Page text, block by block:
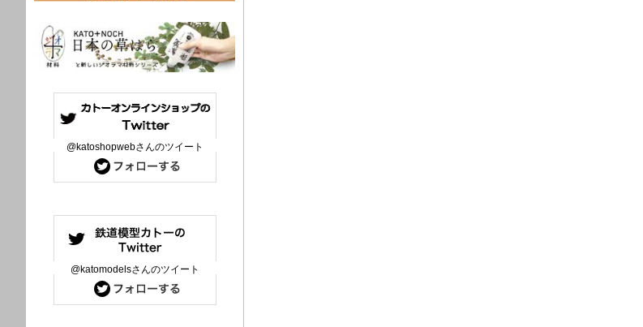
@katoshopwebさんのツイート
@katomodelsさんのツイート